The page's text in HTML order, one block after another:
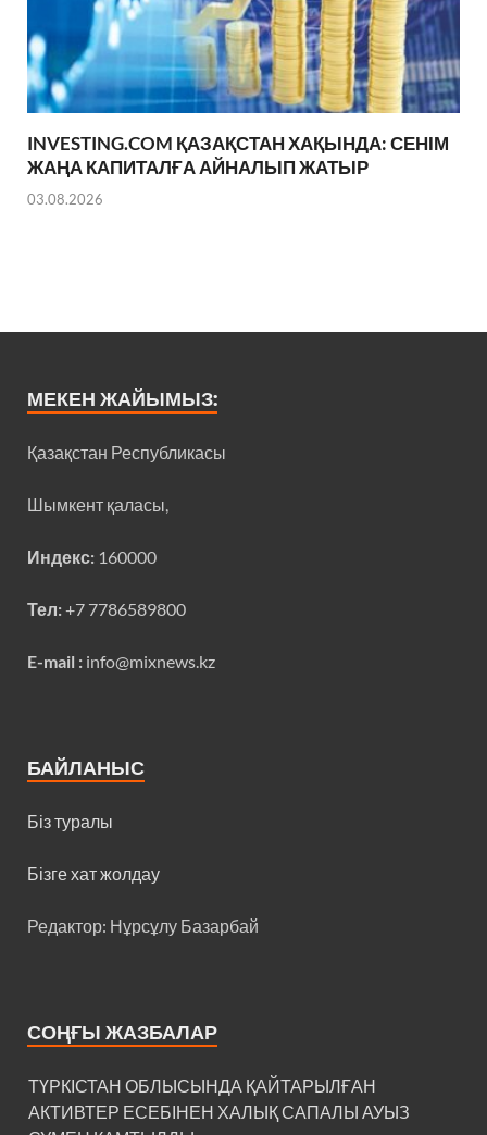
INVESTING.COM ҚАЗАҚСТАН ХАҚЫНДА: СЕНІМ
ЖАҢА КАПИТАЛҒА АЙНАЛЫП ЖАТЫР
03.08.2026
МЕКЕН ЖАЙЫМЫЗ:
Қазақстан Республикасы
Шымкент қаласы,
Индекс: 160000
Тел:+7 7786589800
E-mail : info@mixnews.kz
БАЙЛАНЫС
Біз туралы
Бізге хат жолдау
Редактор: Нұрсұлу Базарбай
СОҢҒЫ ЖАЗБАЛАР
ТҮРКІСТАН ОБЛЫСЫНДА ҚАЙТАРЫЛҒАН
АКТИВТЕР ЕСЕБІНЕН ХАЛЫҚ САПАЛЫ АУЫЗ